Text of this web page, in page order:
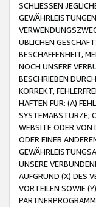
SCHLIESSEN
ÜBLICHEN
BESCHAFFENHEIT,
NOCH UNSERE
BESCHRIEBEN
KORREKT,
HAFTEN FÜR: (A)
SYSTEMABSTÜRZE;
WEBSITE ODER VON
ODER EINER
UNSERE
AUFGRUND (X) DES
VORTEILEN SOWIE